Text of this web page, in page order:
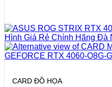
CARD ĐỒ HỌA